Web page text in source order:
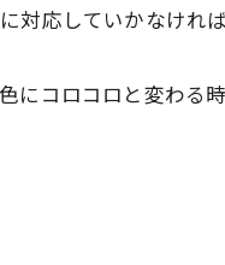
対応していかなけれ
にコロコロと変わる